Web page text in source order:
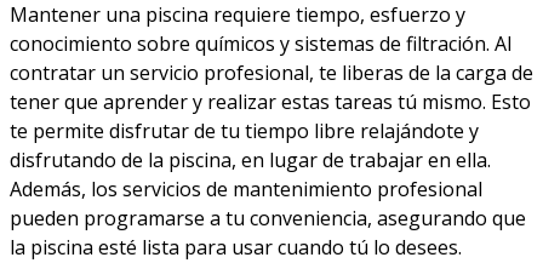
Mantener una piscina requiere tiempo, esfuerzo y
conocimiento sobre químicos y sistemas de filtración. Al
contratar un servicio profesional, te liberas de la carga de
tener que aprender y realizar estas tareas tú mismo. Esto
te permite disfrutar de tu tiempo libre relajándote y
disfrutando de la piscina, en lugar de trabajar en ella.
Además, los servicios de mantenimiento profesional
pueden programarse a tu conveniencia, asegurando que
la piscina esté lista para usar cuando tú lo desees.